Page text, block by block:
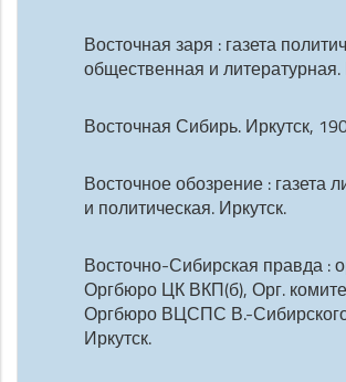
Восточная заря : газета
общественная и литературная.
Восточная Сибирь. Иркутск,
Восточное обозрение : газета
и политическая. Иркутск.
Восточно-Сибирская правда :
Оргбюро ЦК ВКП(б), Орг.
Оргбюро ВЦСПС В.-
Иркутск.